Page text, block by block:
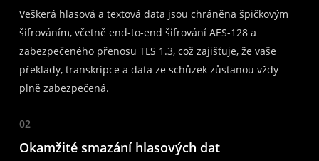
Veškerá hlasová a textová data jsou chráněna špičkovým
šifrováním, včetně end-to-end šifrování AES-128 a
zabezpečeného přenosu TLS 1.3, což zajišťuje, že vaše
překlady, transkripce a data ze schůzek zůstanou vždy
plně zabezpečená.
02
Okamžité smazání hlasových dat